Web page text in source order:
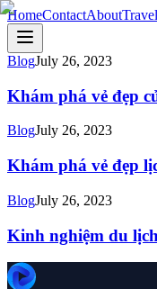
HomeContactAboutTravel
BlogJuly 26, 2023
Khám phá vẻ đẹp
BlogJuly 26, 2023
Khám phá vẻ đẹp
BlogJuly 26, 2023
Kinh nghiệm du